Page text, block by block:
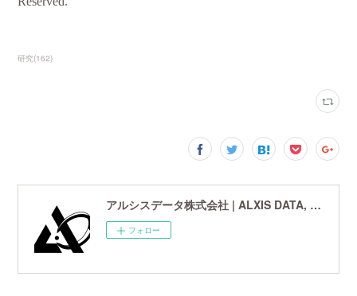
研究(162)
アルシスデータ株式会社 | ALXIS DATA, Inc. | 世界最先端の画像鮮鋭化技術研究開発企業
フォロー